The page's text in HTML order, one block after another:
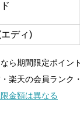
ディ)
ら期間限定ポイン
楽天の会員ランク
金額は異なる